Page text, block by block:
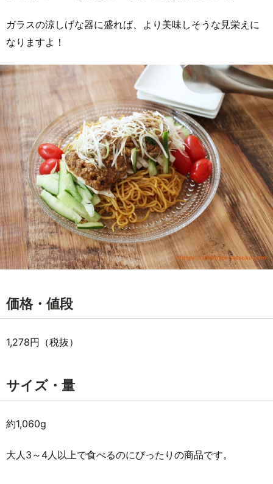
ガラスの涼しげな器に盛れば、より美味しそうな見栄えに
なりますよ！
価格・値段
1,278円（税抜）
サイズ・量
約1,060g
大人3～4人以上で食べるのにぴったりの商品です。